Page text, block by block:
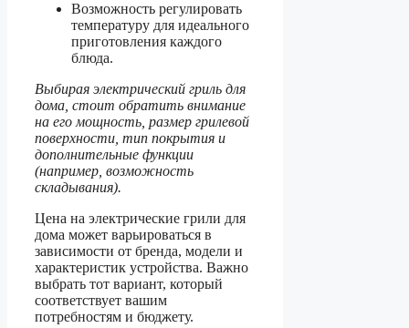
Возможность регулировать
температуру для идеального
приготовления каждого
блюда.
Выбирая электрический гриль для
дома, стоит обратить внимание
на его мощность, размер грилевой
поверхности, тип покрытия и
дополнительные функции
(например, возможность
складывания).
Цена на электрические грили для
дома может варьироваться в
зависимости от бренда, модели и
характеристик устройства. Важно
выбрать тот вариант, который
соответствует вашим
потребностям и бюджету.